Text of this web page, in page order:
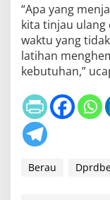
“Apa yang
kita tinjau ulang
waktu yang
latihan
kebutuhan,”
Berau